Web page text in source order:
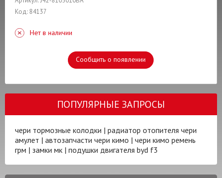
Код: 84137
Нет в наличии
Сообщить о появлении
ПОПУЛЯРНЫЕ ЗАПРОСЫ
чери тормозные колодки | радиатор отопителя чери
амулет | автозапчасти чери кимо | чери кимо ремень
грм | замки мк | подушки двигателя byd f3